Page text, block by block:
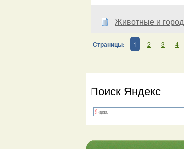
Животные и город
Страницы: 1 2 3 4
Поиск Яндекс